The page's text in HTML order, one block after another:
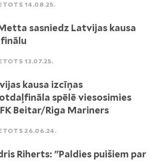
14.08.25.
sasniedz Latvijas kausa
13.07.25.
kausa izcīņas
spēlē viesosimies
Beitar/Riga Mariners
26.06.24.
Riherts: "Paldies puišiem par